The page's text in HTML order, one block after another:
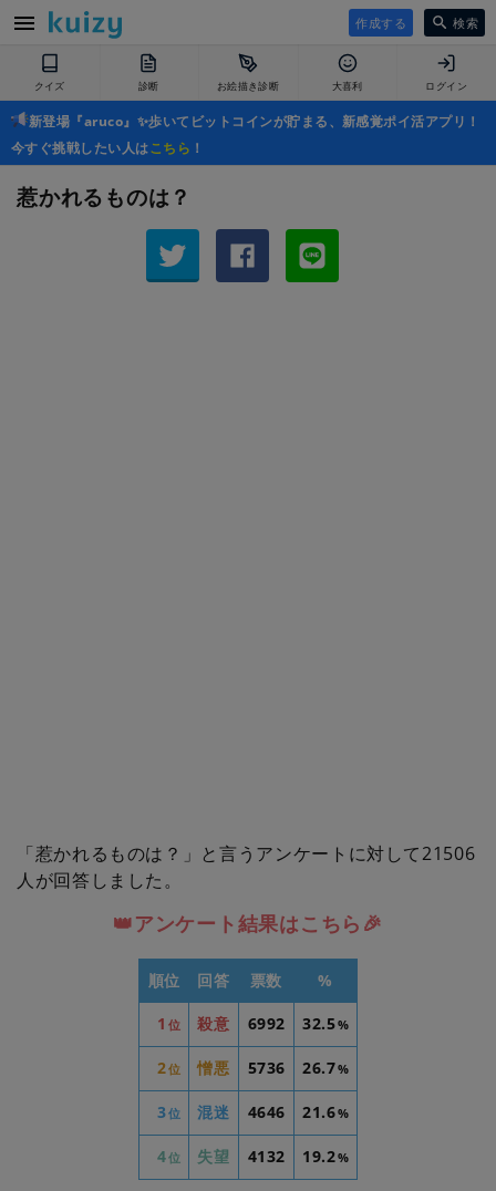
作成する 検索
クイズ 診断 お絵描き診断 大喜利 ログイン
新登場『aruco』✨歩いてビットコインが貯まる、新感覚ポイ活アプリ！
今すぐ挑戦したい人はこちら ！
惹かれるものは？
「惹かれるものは？」と言うアンケートに対して21506
人が回答しました。
👑アンケート結果はこちら🎉
順位 回答 票数 %
1 位 殺意 6992 32.5%
2位 憎悪 5736 26.7%
3位 混迷 4646 21.6%
4位 失望 4132 19.2%